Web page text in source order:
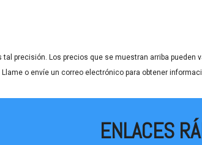
precisión. Los precios que se muestran arriba
o envíe un correo electrónico para obtener
ENLACES